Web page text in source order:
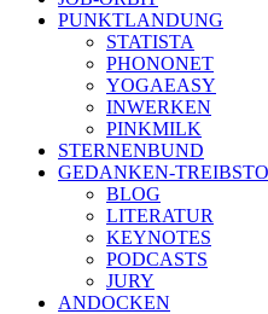
PUNKTLANDUNG
STATISTA
PHONONET
YOGAEASY
INWERKEN
PINKMILK
STERNENBUND
GEDANKEN-
BLOG
LITERATUR
KEYNOTES
PODCASTS
JURY
ANDOCKEN